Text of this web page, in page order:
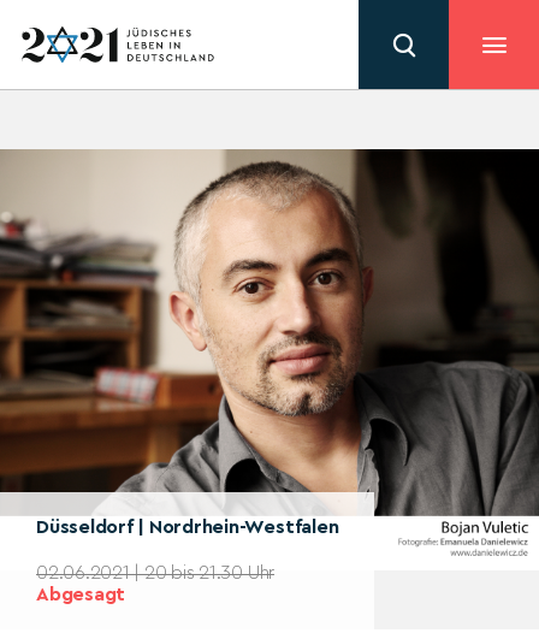
Düsseldorf | Nordrhein-Westfalen
02.06.2021 | 20 bis 21.30 Uhr
Abgesagt